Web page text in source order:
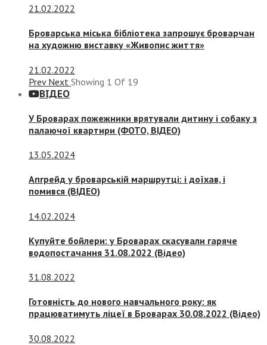
21.02.2022
Броварська міська бібліотека запрошує броварчан
на художню виставку «Живопис життя»
21.02.2022
Prev Next Showing 1 Of 19
ВІДЕО
У Броварах пожежники врятували дитину і собаку з
палаючої квартири (ФОТО, ВІДЕО)
13.05.2024
Апгрейд у броварській маршрутці: і доїхав, і
помився (ВІДЕО)
14.02.2024
Купуйте бойлери: у Броварах скасували гаряче
водопостачання 31.08.2022 (Відео)
31.08.2022
Готовність до нового навчального року: як
працюватимуть ліцеї в Броварах 30.08.2022 (Відео)
30.08.2022